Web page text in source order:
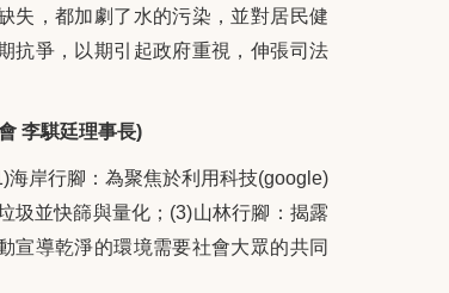
失，都加劇了水的污染，並對居民健
抗爭，以期引起政府重視，伸張司法
李騏廷理事長)
岸行腳：為聚焦於利用科技(google)
圾並快篩與量化；(3)山林行腳：揭露
宣導乾淨的環境需要社會大眾的共同